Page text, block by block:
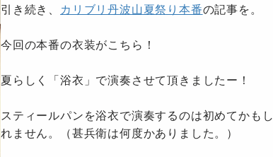
引き続き、 カリブリ丹波山夏祭り本番の記事を。
今回の本番の衣装がこちら！
夏らしく「浴衣」で演奏させて頂きましたー！
スティールパンを浴衣で演奏するのは初めてかもし
れません。（甚兵衛は何度かありました。）